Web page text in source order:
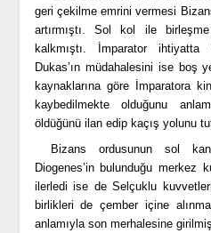
geri çekilme emrini vermesi
artırmıştı. Sol kol ile
kalkmıştı. İmparator ihtiyatta
Dukas’ın müdahalesini ise boş
kaynaklarına göre İmparatora
kaybedilmekte olduğunu
öldüğünü ilan edip kaçış yolunu
Bizans ordusunun sol
Diogenes’in bulunduğu merkez
ilerledi ise de Selçuklu
birlikleri de çember içine
anlamıyla son merhalesine